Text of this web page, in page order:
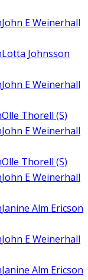
John E Weinerhall
Lotta Johnsson
John E Weinerhall
Olle Thorell (S)
John E Weinerhall
Olle Thorell (S)
John E Weinerhall
Janine Alm Ericson
John E Weinerhall
Janine Alm Ericson